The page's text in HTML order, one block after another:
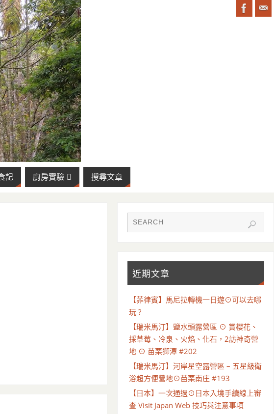
記 廚房實驗 搜尋文章
近期文章
【菲律賓】馬尼拉轉機一日遊⊙可以去哪
玩 ?
【瑞米馬汀】鹽水頭露營區 ⊙ 賞櫻花、
採草莓、冷泉、火焰、化石，2訪神奇營
地 ⊙ 苗栗獅潭 #202
【瑞米馬汀】河岸星空露營區 – 五星級衛
浴超方便營地⊙苗栗南庄 #193
【日本】一次通過⊙日本入境手續線上審
查 Visit Japan Web 技巧與注意事項